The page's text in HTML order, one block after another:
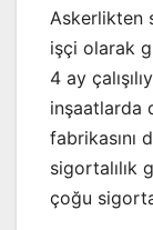
Askerlikten
işçi olarak
4 ay
inşaatlarda
fabrikasını
sigortalılık
çoğu